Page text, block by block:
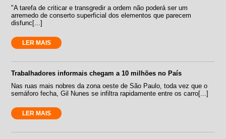
"A tarefa de criticar e transgredir a ordem não poderá ser um
arremedo de conserto superficial dos elementos que parecem
disfunc[...]
LER MAIS
Trabalhadores informais chegam a 10 milhões no País
Nas ruas mais nobres da zona oeste de São Paulo, toda vez que o
semáforo fecha, Gil Nunes se infiltra rapidamente entre os carro[...]
LER MAIS